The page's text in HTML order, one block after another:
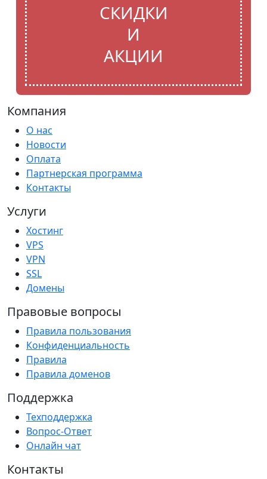
СКИДКИ
И
АКЦИИ
Компания
О нас
Новости
Оплата
Партнерская программа
Контакты
Услуги
Хостинг
VPS
VPN
SSL
Домены
Правовые вопросы
Правила пользования
Конфиденциальность
Правила
Правила доменов
Поддержка
Техподдержка
Вопрос-Ответ
Онлайн чат
Контакты